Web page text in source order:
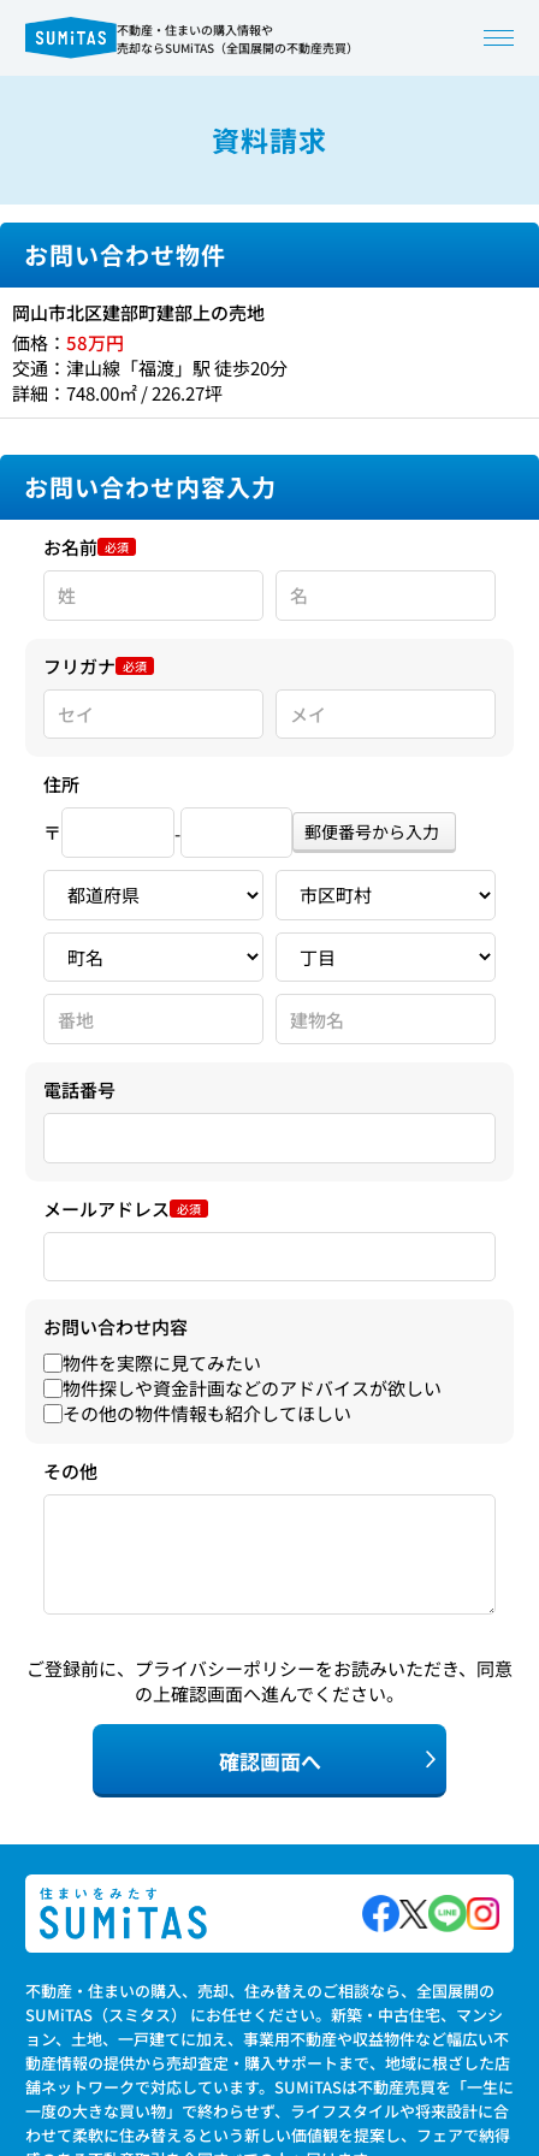
不動産・住まいの購入情報や
売却ならSUMiTAS（全国展開の不動産売買）
資料請求
お問い合わせ物件
岡山市北区建部町建部上の売地
価格： 58万円
交通：津山線「福渡」駅 徒歩20分
詳細：748.00㎡ / 226.27坪
お問い合わせ内容入力
お名前 必須
フリガナ 必須
住所
〒
- 郵便番号から入力
電話番号
メールアドレス 必須
お問い合わせ内容
物件を実際に見てみたい
物件探しや資金計画などのアドバイスが欲しい
その他の物件情報も紹介してほしい
その他
ご登録前に、 プライバシーポリシーをお読みいただき、同意
の上確認画面へ進んでください。
確認画面へ
不動産・住まいの購入、売却、住み替えのご相談なら、全国展開の
SUMiTAS（スミタス） にお任せください。新築・中古住宅、マンシ
ョン、土地、一戸建てに加え、事業用不動産や収益物件など幅広い不
動産情報の提供から売却査定・購入サポートまで、地域に根ざした店
舗ネットワークで対応しています。SUMiTASは不動産売買を「一生に
一度の大きな買い物」で終わらせず、ライフスタイルや将来設計に合
わせて柔軟に住み替えるという新しい価値観を提案し、フェアで納得